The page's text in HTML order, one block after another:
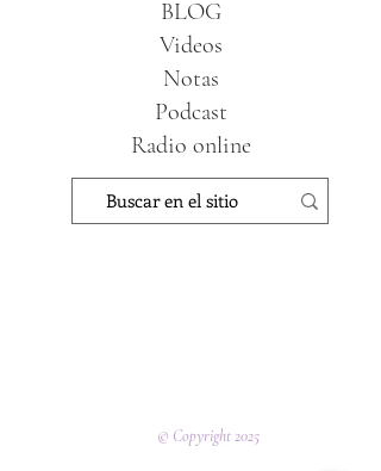
BLOG
Videos
Notas
Podcast
Radio online
© Copyright 2025